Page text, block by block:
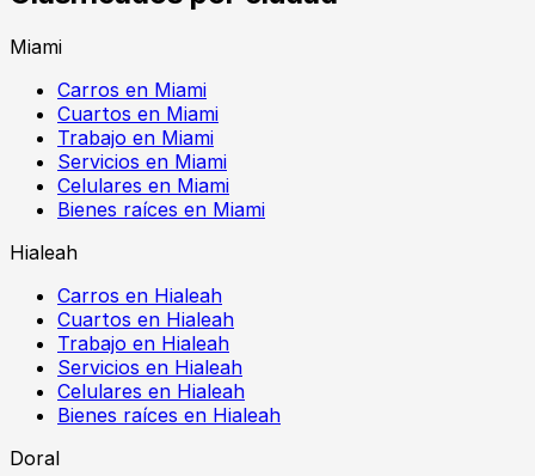
Miami
Carros en Miami
Cuartos en Miami
Trabajo en Miami
Servicios en Miami
Celulares en Miami
Bienes raíces en Miami
Hialeah
Carros en Hialeah
Cuartos en Hialeah
Trabajo en Hialeah
Servicios en Hialeah
Celulares en Hialeah
Bienes raíces en Hialeah
Doral